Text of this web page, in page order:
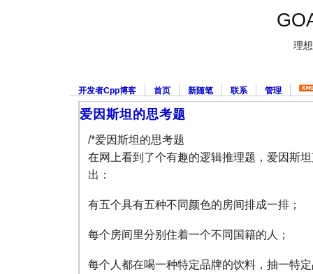
理
开发者Cpp博客 首页 新随笔 联系 管理
爱因斯坦的思考题
/*爱因斯坦的思考题
在网上看到了个有趣的逻辑推理题，爱因斯
出：
有五个具有五种不同颜色的房间排成一排；
每个房间里分别住着一个不同国籍的人；
每个人都在喝一种特定品牌的饮料，抽一特